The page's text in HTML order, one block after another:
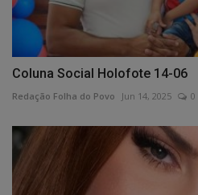
Coluna Social Holofote 14-06
Redação Folha do Povo Jun 14, 2025 0